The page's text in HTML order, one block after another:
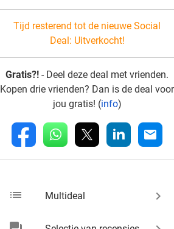
Tijd resterend tot de nieuwe Social
Deal: Uitverkocht!
Gratis?! - Deel deze deal met vrienden.
Kopen drie vrienden? Dan is de deal voor
jou gratis! (info)
fb whatsapp linkedin mail
list Multideal keyboard_arrow_right